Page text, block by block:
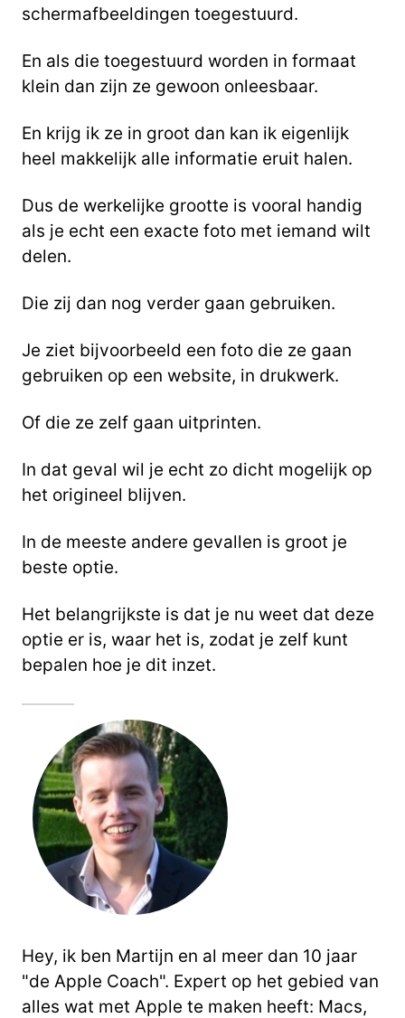
schermafbeeldingen toegestuurd.
En als die toegestuurd worden in formaat
klein dan zijn ze gewoon onleesbaar.
En krijg ik ze in groot dan kan ik eigenlijk
heel makkelijk alle informatie eruit halen.
Dus de werkelijke grootte is vooral handig
als je echt een exacte foto met iemand wilt
delen.
Die zij dan nog verder gaan gebruiken.
Je ziet bijvoorbeeld een foto die ze gaan
gebruiken op een website, in drukwerk.
Of die ze zelf gaan uitprinten.
In dat geval wil je echt zo dicht mogelijk op
het origineel blijven.
In de meeste andere gevallen is groot je
beste optie.
Het belangrijkste is dat je nu weet dat deze
optie er is, waar het is, zodat je zelf kunt
bepalen hoe je dit inzet.
Hey, ik ben Martijn en al meer dan 10 jaar
"de Apple Coach". Expert op het gebied van
alles wat met Apple te maken heeft: Macs,